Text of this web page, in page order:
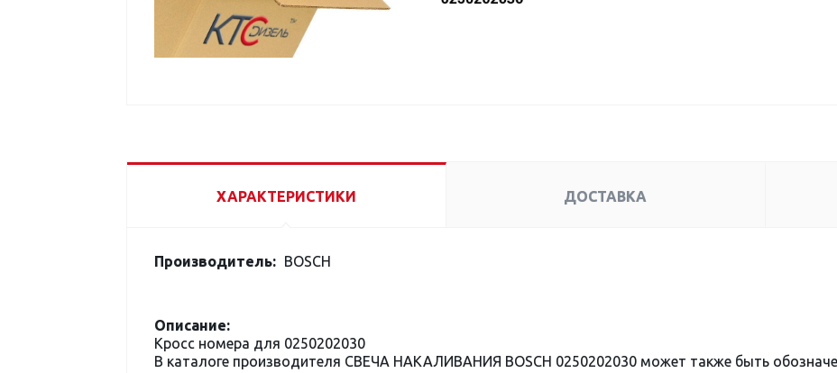
ХАРАКТЕРИСТИКИ ДОСТАВКА
Производитель: BOSCH
Описание:
Кросс номера для 0250202030
В каталоге производителя СВЕЧА НАКАЛИВАНИЯ BOSCH 0250202030 может также быть